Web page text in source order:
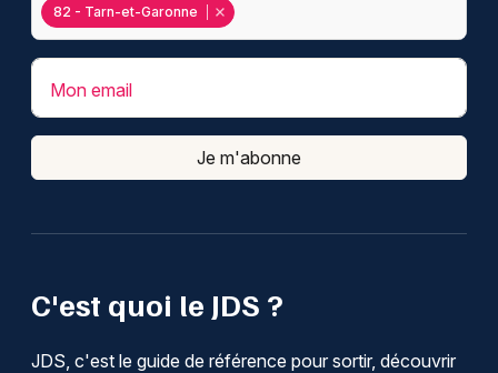
C'est quoi le JDS ?
JDS, c'est le guide de référence pour sortir, découvrir
82 - Tarn-et-Garonne
Mon email
Je m'abonne